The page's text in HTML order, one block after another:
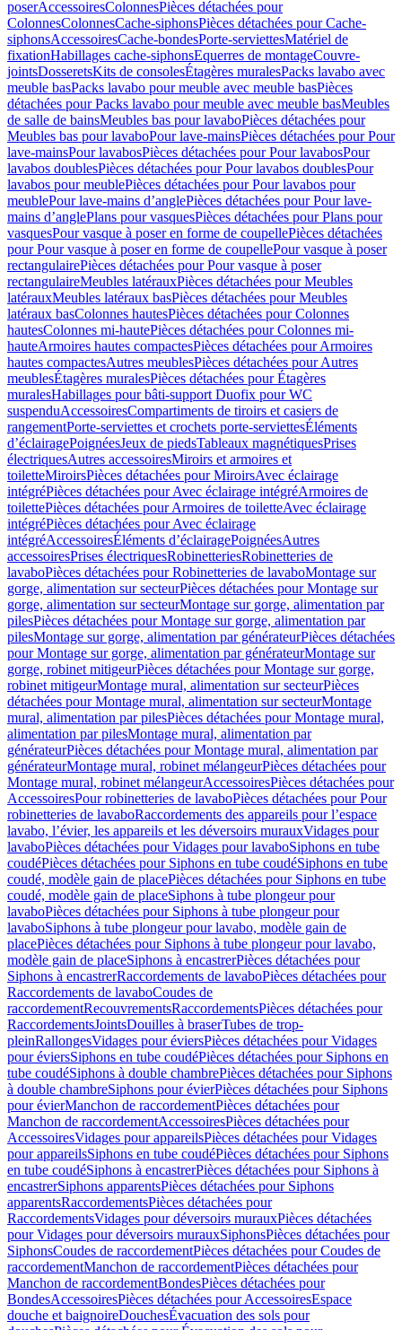
poserAccessoiresColonnesPièces détachées pour
ColonnesColonnesCache-siphonsPièces détachées pour Cache-
siphonsAccessoiresCache-bondesPorte-serviettesMatériel de
fixationHabillages cache-siphonsEquerres de montageCouvre-
jointsDosseretsKits de consolesÉtagères muralesPacks lavabo avec
meuble basPacks lavabo pour meuble avec meuble basPièces
détachées pour Packs lavabo pour meuble avec meuble basMeubles
de salle de bainsMeubles bas pour lavaboPièces détachées pour
Meubles bas pour lavaboPour lave-mainsPièces détachées pour Pour
lave-mainsPour lavabosPièces détachées pour Pour lavabosPour
lavabos doublesPièces détachées pour Pour lavabos doublesPour
lavabos pour meublePièces détachées pour Pour lavabos pour
meublePour lave-mains d’anglePièces détachées pour Pour lave-
mains d’anglePlans pour vasquesPièces détachées pour Plans pour
vasquesPour vasque à poser en forme de coupellePièces détachées
pour Pour vasque à poser en forme de coupellePour vasque à poser
rectangulairePièces détachées pour Pour vasque à poser
rectangulaireMeubles latérauxPièces détachées pour Meubles
latérauxMeubles latéraux basPièces détachées pour Meubles
latéraux basColonnes hautesPièces détachées pour Colonnes
hautesColonnes mi-hautePièces détachées pour Colonnes mi-
hauteArmoires hautes compactesPièces détachées pour Armoires
hautes compactesAutres meublesPièces détachées pour Autres
meublesÉtagères muralesPièces détachées pour Étagères
muralesHabillages pour bâti-support Duofix pour WC
suspenduAccessoiresCompartiments de tiroirs et casiers de
rangementPorte-serviettes et crochets porte-serviettesÉléments
d’éclairagePoignéesJeux de piedsTableaux magnétiquesPrises
électriquesAutres accessoiresMiroirs et armoires et
toiletteMiroirsPièces détachées pour MiroirsAvec éclairage
intégréPièces détachées pour Avec éclairage intégréArmoires de
toilettePièces détachées pour Armoires de toiletteAvec éclairage
intégréPièces détachées pour Avec éclairage
intégréAccessoiresÉléments d’éclairagePoignéesAutres
accessoiresPrises électriquesRobinetteriesRobinetteries de
lavaboPièces détachées pour Robinetteries de lavaboMontage sur
gorge, alimentation sur secteurPièces détachées pour Montage sur
gorge, alimentation sur secteurMontage sur gorge, alimentation par
pilesPièces détachées pour Montage sur gorge, alimentation par
pilesMontage sur gorge, alimentation par générateurPièces détachées
pour Montage sur gorge, alimentation par générateurMontage sur
gorge, robinet mitigeurPièces détachées pour Montage sur gorge,
robinet mitigeurMontage mural, alimentation sur secteurPièces
détachées pour Montage mural, alimentation sur secteurMontage
mural, alimentation par pilesPièces détachées pour Montage mural,
alimentation par pilesMontage mural, alimentation par
générateurPièces détachées pour Montage mural, alimentation par
générateurMontage mural, robinet mélangeurPièces détachées pour
Montage mural, robinet mélangeurAccessoiresPièces détachées pour
AccessoiresPour robinetteries de lavaboPièces détachées pour Pour
robinetteries de lavaboRaccordements des appareils pour l’espace
lavabo, l’évier, les appareils et les déversoirs murauxVidages pour
lavaboPièces détachées pour Vidages pour lavaboSiphons en tube
coudéPièces détachées pour Siphons en tube coudéSiphons en tube
coudé, modèle gain de placePièces détachées pour Siphons en tube
coudé, modèle gain de placeSiphons à tube plongeur pour
lavaboPièces détachées pour Siphons à tube plongeur pour
lavaboSiphons à tube plongeur pour lavabo, modèle gain de
placePièces détachées pour Siphons à tube plongeur pour lavabo,
modèle gain de placeSiphons à encastrerPièces détachées pour
Siphons à encastrerRaccordements de lavaboPièces détachées pour
Raccordements de lavaboCoudes de
raccordementRecouvrementsRaccordementsPièces détachées pour
RaccordementsJointsDouilles à braserTubes de trop-
pleinRallongesVidages pour éviersPièces détachées pour Vidages
pour éviersSiphons en tube coudéPièces détachées pour Siphons en
tube coudéSiphons à double chambrePièces détachées pour Siphons
à double chambreSiphons pour évierPièces détachées pour Siphons
pour évierManchon de raccordementPièces détachées pour
Manchon de raccordementAccessoiresPièces détachées pour
AccessoiresVidages pour appareilsPièces détachées pour Vidages
pour appareilsSiphons en tube coudéPièces détachées pour Siphons
en tube coudéSiphons à encastrerPièces détachées pour Siphons à
encastrerSiphons apparentsPièces détachées pour Siphons
apparentsRaccordementsPièces détachées pour
RaccordementsVidages pour déversoirs murauxPièces détachées
pour Vidages pour déversoirs murauxSiphonsPièces détachées pour
SiphonsCoudes de raccordementPièces détachées pour Coudes de
raccordementManchon de raccordementPièces détachées pour
Manchon de raccordementBondesPièces détachées pour
BondesAccessoiresPièces détachées pour AccessoiresEspace
douche et baignoireDouchesÉvacuation des sols pour